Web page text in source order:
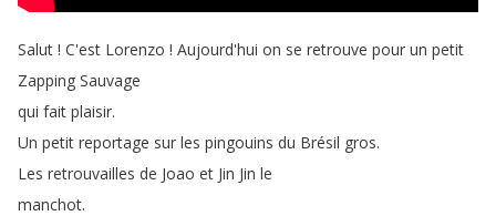
Salut ! C'est Lorenzo ! Aujourd'hui on se retrouve pour un petit
Zapping Sauvage
qui fait plaisir.
Un petit reportage sur les pingouins du Brésil gros.
Les retrouvailles de Joao et Jin Jin le
manchot.